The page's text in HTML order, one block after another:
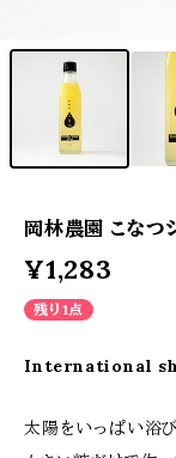
岡林農園 こなつ
¥1,283
残り1点
International
太陽をいっぱい浴